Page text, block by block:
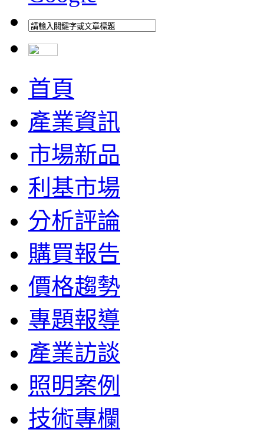
首頁
產業資訊
市場新品
利基市場
分析評論
購買報告
價格趨勢
專題報導
產業訪談
照明案例
技術專欄